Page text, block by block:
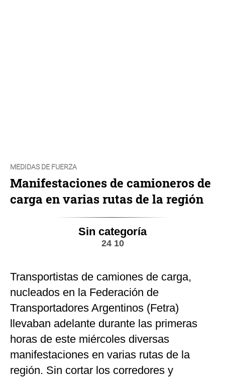
MEDIDAS DE FUERZA
Manifestaciones de camioneros de
carga en varias rutas de la región
Sin categoría
24 10
Transportistas de camiones de carga,
nucleados en la Federación de
Transportadores Argentinos (Fetra)
llevaban adelante durante las primeras
horas de este miércoles diversas
manifestaciones en varias rutas de la
región. Sin cortar los corredores y